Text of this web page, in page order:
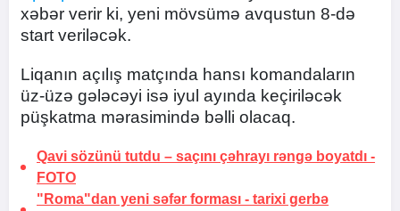
xəbər verir ki, yeni mövsümə avqustun 8-də
start veriləcək.
Liqanın açılış matçında hansı komandaların
üz-üzə gələcəyi isə iyul ayında keçiriləcək
püşkatma mərasimində bəlli olacaq.
Qavi sözünü tutdu – saçını çəhrayı rəngə boyatdı -
FOTO
"Roma"dan yeni səfər forması - tarixi gerbə